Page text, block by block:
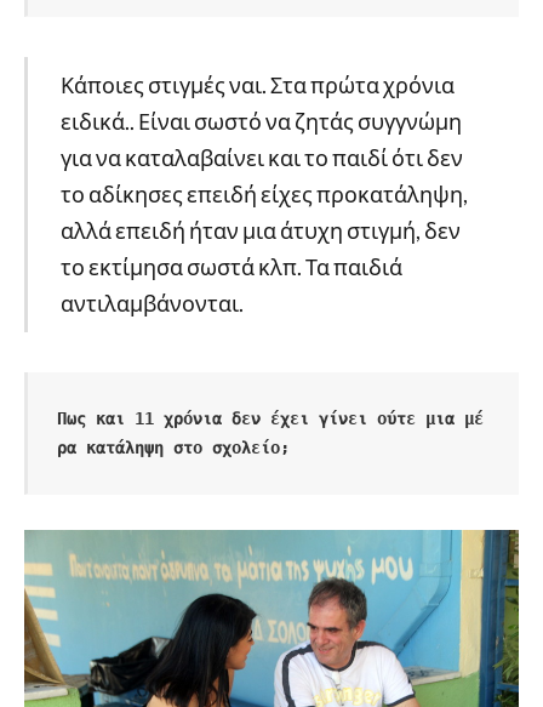
Κάποιες στιγμές ναι. Στα πρώτα χρόνια
ειδικά.. Είναι σωστό να ζητάς συγγνώμη
για να καταλαβαίνει και το παιδί ότι δεν
το αδίκησες επειδή είχες προκατάληψη,
αλλά επειδή ήταν μια άτυχη στιγμή, δεν
το εκτίμησα σωστά κλπ. Τα παιδιά
αντιλαμβάνονται.
Πως και 11 χρόνια δεν έχει γίνει ούτε μια μέ
ρα κατάληψη στο σχολείο;